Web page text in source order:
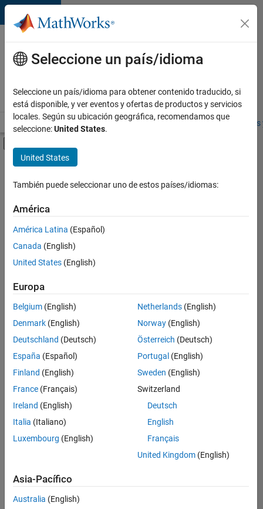
Saltar al contenido
Ofertas
de
empleo
MathWorks
Visión general Búsqueda de empleo Oficinas locales
Contenido principal
FILTRADO POR
Quality Engineering
Technical Writing
User Experience
Technical Sales Engineering
Actualmente
no
puestos
disponibles
que
se
correspondan
con
sus
criterios
de
búsqueda.
Pruebe
ampliar
su
todos
empleos.
Seleccione un país/idioma
Seleccione un país/idioma para obtener contenido traducido, si
está disponible, y ver eventos y ofertas de productos y servicios
locales. Según su ubicación geográfica, recomendamos que
seleccione:United States.
United States
También puede seleccionar uno de estos países/idiomas:
América
América Latina (Español)
Canada (English)
United States (English)
Europa
Belgium (English)
Denmark (English)
Deutschland (Deutsch)
España (Español)
Finland (English)
France (Français)
Ireland (English)
Italia (Italiano)
Luxembourg (English)
Netherlands(English)
Norway(English)
Österreich (Deutsch)
Portugal (English)
Sweden (English)
Switzerland
Deutsch
English
Français
United Kingdom(English)
Asia-Pacífico
Australia (English)